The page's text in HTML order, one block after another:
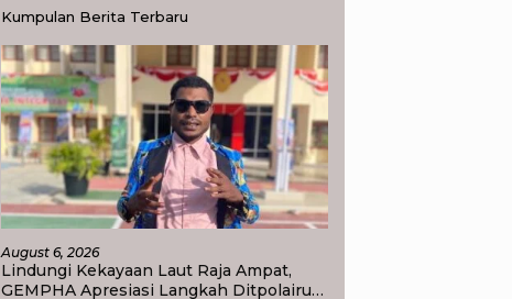
Kumpulan Berita Terbaru
August 6, 2026
Lindungi Kekayaan Laut Raja Ampat,
GEMPHA Apresiasi Langkah Ditpolairud